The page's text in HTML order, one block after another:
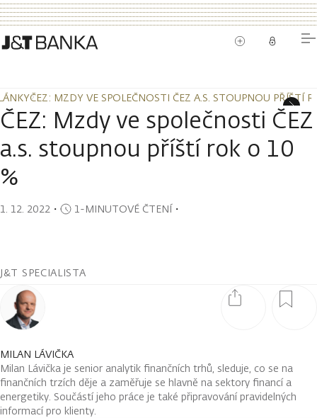
ČEZ: MZDY VE SPOLEČNOSTI ČEZ A.S. STOUPNOU PŘÍŠTÍ
ČEZ: MZDY VE SPOLEČNOSTI ČEZ A.S. STOUPNOU PŘÍŠTÍ
ČEZ: Mzdy ve společnosti ČEZ
a.s. stoupnou příští rok o 10
%
1. 12. 2022 ・ 1-MINUTOVÉ ČTENÍ・
J&T SPECIALISTA
MILAN LÁVIČKA
Milan Lávička je senior analytik finančních trhů, sleduje, co se na
finančních trzích děje a zaměřuje se hlavně na sektory financí a
energetiky. Součástí jeho práce je také připravování pravidelných
informací pro klienty.